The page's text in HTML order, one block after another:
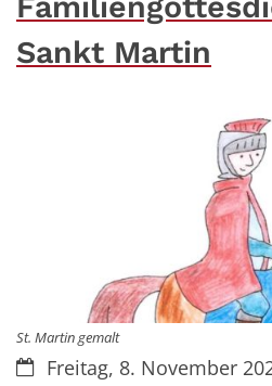
Sankt Martin
St. Martin gemalt
Datum:Freitag, 8. November